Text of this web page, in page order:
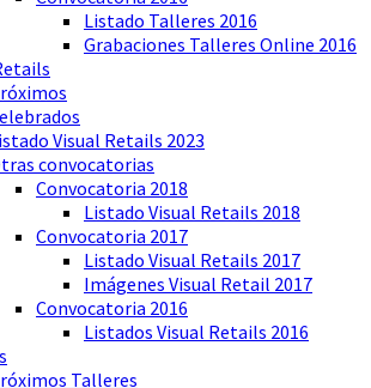
Listado Talleres 2016
Grabaciones Talleres Online 2016
Visual Retails 2023
convocatorias
Convocatoria 2018
Listado Visual Retails 2018
Convocatoria 2017
Listado Visual Retails 2017
Imágenes Visual Retail 2017
Convocatoria 2016
Listados Visual Retails 2016
Talleres